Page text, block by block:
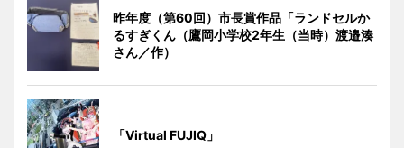
昨年度（第60回）市長賞作品「ランドセルか
るすぎくん（鷹岡小学校2年生（当時）渡邉湊
さん／作）
「Virtual FUJIQ」